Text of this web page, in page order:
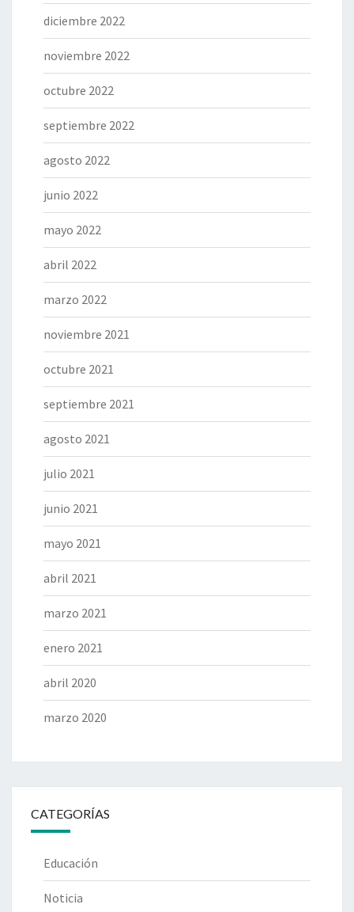
diciembre 2022
noviembre 2022
octubre 2022
septiembre 2022
agosto 2022
junio 2022
mayo 2022
abril 2022
marzo 2022
noviembre 2021
octubre 2021
septiembre 2021
agosto 2021
julio 2021
junio 2021
mayo 2021
abril 2021
marzo 2021
enero 2021
abril 2020
marzo 2020
CATEGORÍAS
Educación
Noticia